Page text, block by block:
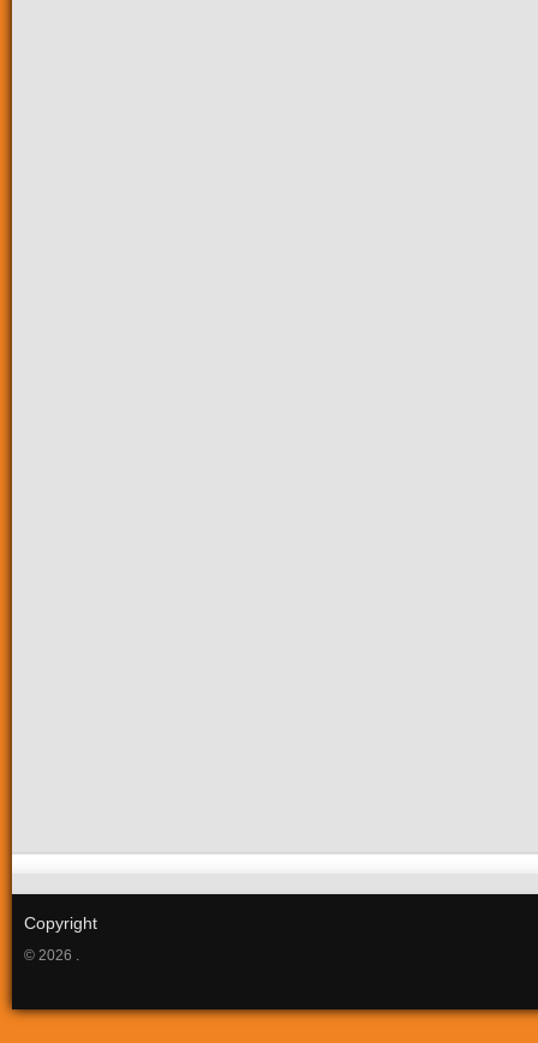
Copyright
© 2026 .